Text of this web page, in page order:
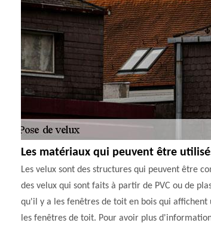
Les matériaux qui peuvent être
Les velux sont des structures qui peuvent être
des velux qui sont faits à partir de PVC ou de
qu'il y a les fenêtres de toit en bois qui
les fenêtres de toit. Pour avoir plus